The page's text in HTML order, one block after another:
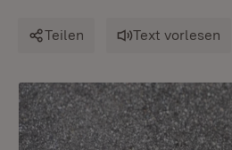
Teilen Text vorlesen